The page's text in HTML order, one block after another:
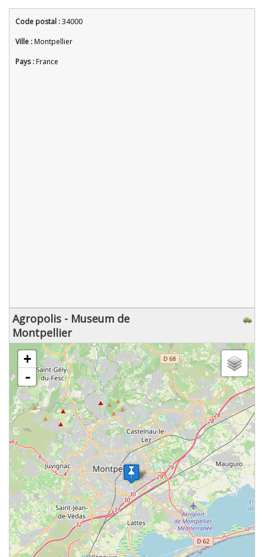
Code postal :34000
Ville :Montpellier
Pays :France
Agropolis - Museum de
Montpellier
chargement de la carte - veuillez patienter...
+
-